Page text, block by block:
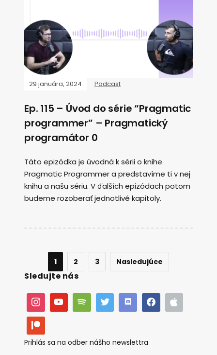
29 januára, 2024 Podcast
Ep. 115 – Úvod do série “Pragmatic
programmer” – Pragmatický
programátor 0
Táto epizódka je úvodná k sérii o knihe
Pragmatic Programmer a predstavíme ti v nej
knihu a našu sériu. V ďalších epizódach potom
budeme rozoberať jednotlivé kapitoly.
1 2 3 Nasledujúce
Sledujte nás
Prihlás sa na odber nášho newslettra